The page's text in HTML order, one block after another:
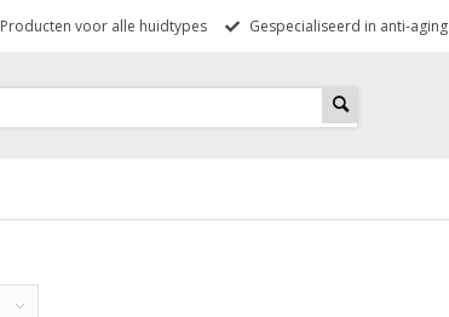
Producten voor alle huidtypes Gespecialiseerd in anti-aging